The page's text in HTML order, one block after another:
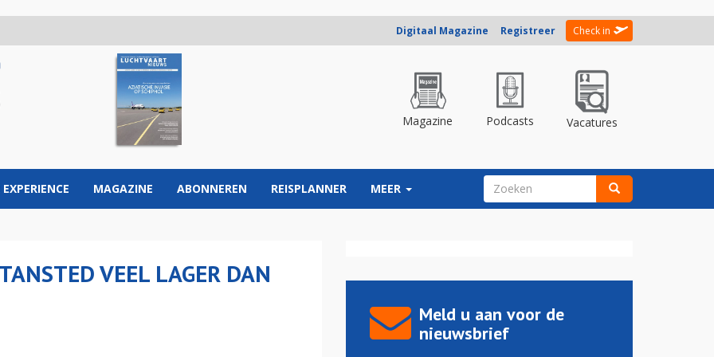
Digitaal Magazine Registreer Check in
Magazine Podcasts Vacatures
EXPERIENCE MAGAZINE ABONNEREN REISPLANNER MEER ZOEKVELD
VEEL LAGER DAN
Meld u aan voor de
nieuwsbrief